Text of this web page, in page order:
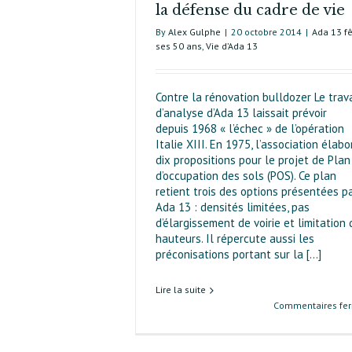
la défense du cadre de vie
By Alex Gulphe | 20 octobre 2014 | Ada 13
ses 50 ans, Vie d’Ada 13
Contre la rénovation bulldozer Le
d’analyse d’Ada 13 laissait prévoir
depuis 1968 « l’échec » de l’opération
Italie XIII. En 1975, l’association
dix propositions pour le projet de Plan
d’occu­pation des sols (POS). Ce plan
retient trois des options présentées
Ada 13 : densités limitées, pas
d’élargissement de voirie et limitation
hauteurs. Il répercute aussi les
préconisations portant sur la [...]
Lire la suite
Commentaires